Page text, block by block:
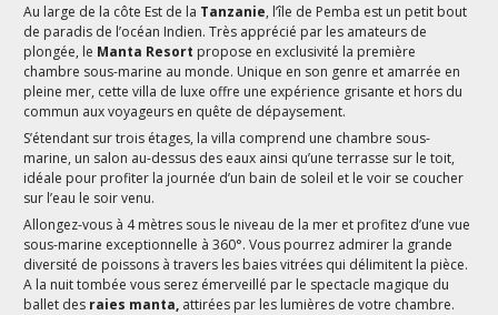
Au large de la côte Est de la Tanzanie, l’île de Pemba est un petit bout
de paradis de l’océan Indien. Très apprécié par les amateurs de
plongée, le Manta Resort propose en exclusivité la première
chambre sous-marine au monde. Unique en son genre et amarrée en
pleine mer, cette villa de luxe offre une expérience grisante et hors du
commun aux voyageurs en quête de dépaysement.
S’étendant sur trois étages, la villa comprend une chambre sous-
marine, un salon au-dessus des eaux ainsi qu’une terrasse sur le toit,
idéale pour profiter la journée d’un bain de soleil et le voir se coucher
sur l’eau le soir venu.
Allongez-vous à 4 mètres sous le niveau de la mer et profitez d’une vue
sous-marine exceptionnelle à 360°. Vous pourrez admirer la grande
diversité de poissons à travers les baies vitrées qui délimitent la pièce.
A la nuit tombée vous serez émerveillé par le spectacle magique du
ballet des raies manta, attirées par les lumières de votre chambre.